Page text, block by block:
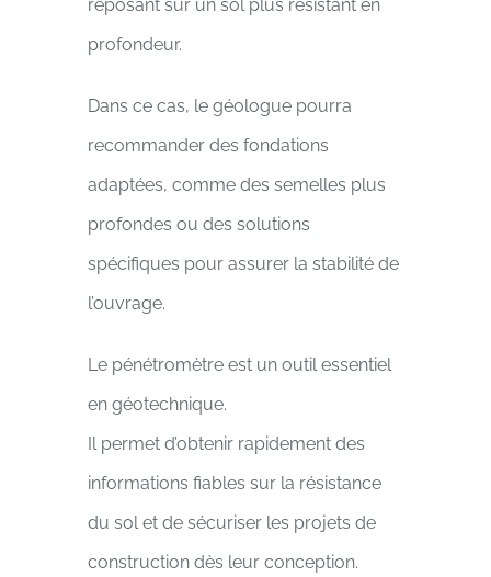
reposant sur un sol plus résistant en
profondeur.
Dans ce cas, le géologue pourra
recommander des fondations
adaptées, comme des semelles plus
profondes ou des solutions
spécifiques pour assurer la stabilité de
l’ouvrage.
Le pénétromètre est un outil essentiel
en géotechnique.
Il permet d’obtenir rapidement des
informations fiables sur la résistance
du sol et de sécuriser les projets de
construction dès leur conception.